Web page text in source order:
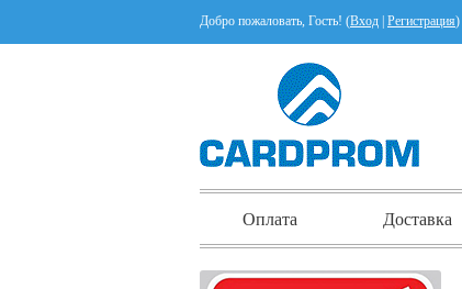
Добро пожаловать, Гость! (Вход Регистрация)
Оплата Доставка